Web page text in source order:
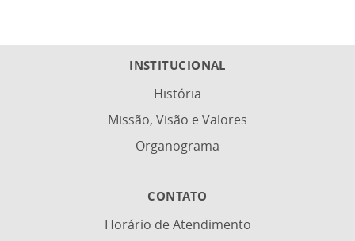
INSTITUCIONAL
História
Missão, Visão e Valores
Organograma
CONTATO
Horário de Atendimento